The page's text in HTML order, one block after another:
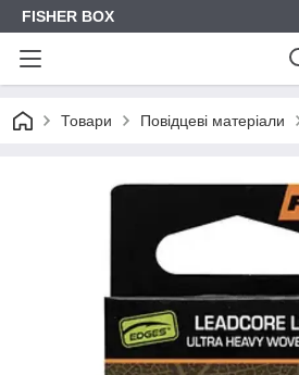
FISHER BOX
Товари Повідцеві матеріали